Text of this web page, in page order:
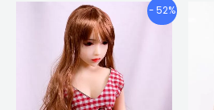
- 52%
Preisklasse:
€428.11
Dieses